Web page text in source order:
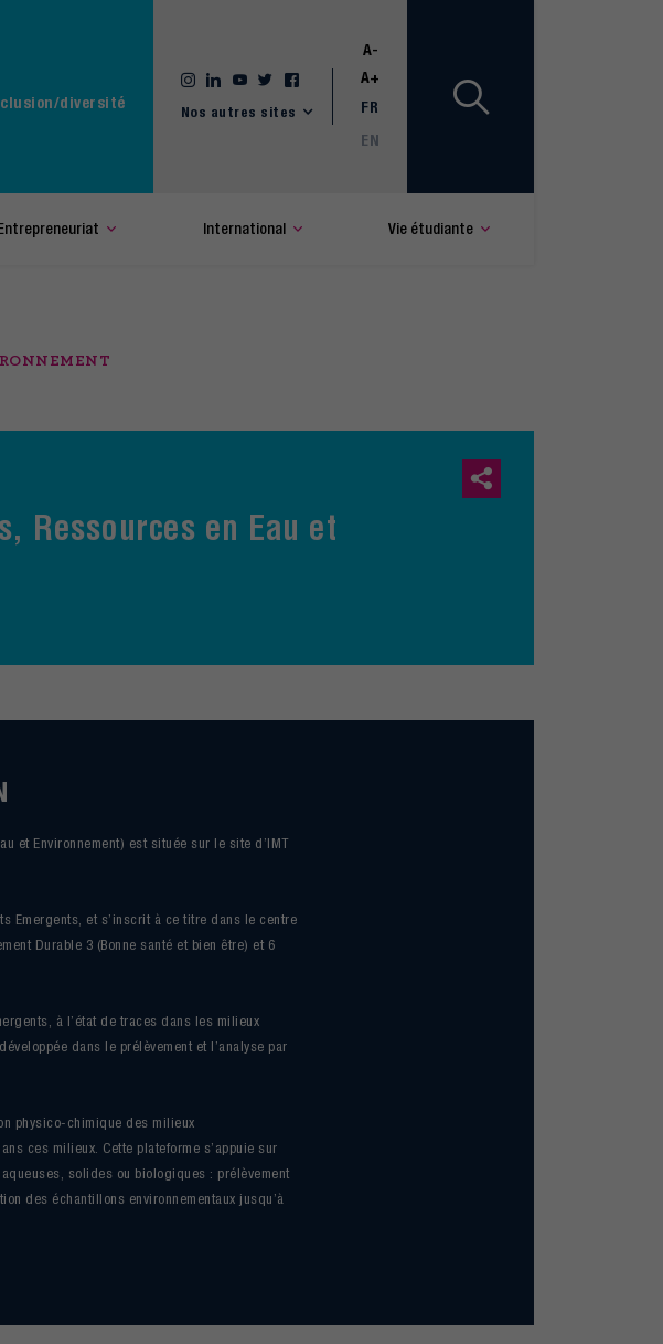
diversité
Nos autres sites
A-
A+
FR
EN
International Vie étudiante
Ressources en Eau et
et Environnement) est située sur le site d’IMT
Emergents, et s’inscrit à ce titre dans le centre
Durable 3 (Bonne santé et bien être) et 6
à l’état de traces dans les milieux
dans le prélèvement et l’analyse par
physico-chimique des milieux
ces milieux. Cette plateforme s’appuie sur
solides ou biologiques : prélèvement
des échantillons environnementaux jusqu’à